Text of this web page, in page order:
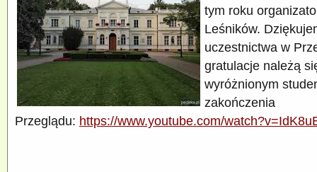
tym roku
Leśników.
uczestnictwa w
gratulacje należą
wyróżnionym
zakończenia
Przeglądu: https://www.youtube.com/